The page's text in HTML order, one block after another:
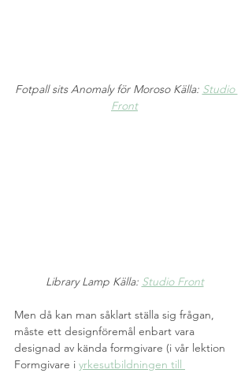
Fotpall sits Anomaly för Moroso Källa: Studio
Front
Library Lamp Källa: Studio Front
Men då kan man såklart ställa sig frågan,
måste ett designföremål enbart vara
designad av kända formgivare (i vår lektion
Formgivare i yrkesutbildningen till